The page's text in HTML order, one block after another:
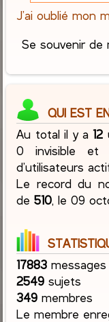
J’ai oublié mon
Se souvenir de
QUI EST
Au total il y a12
0 invisible et
d’utilisateurs
Le record du
de510, le 09
17883 messages
2549 sujets
349 membres
Le membre